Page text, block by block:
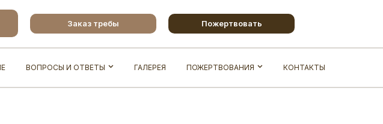
Заказ требы Пожертвовать
ВОПРОСЫ И ОТВЕТЫ ГАЛЕРЕЯ ПОЖЕРТВОВАНИЯ КОНТАКТЫ